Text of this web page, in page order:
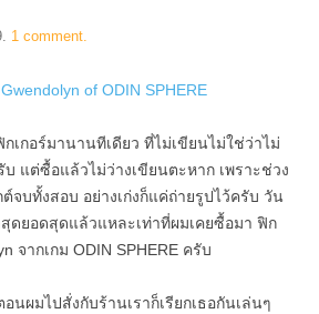
. 1 comment.
เกอร์มานานทีเดียว ที่ไม่เขียนไม่ใช่ว่าไม่
แต่ซื้อแล้วไม่ว่างเขียนตะหาก เพราะช่วง
จบทั้งสอบ อย่างเก่งก็แค่ถ่ายรูปไว้ครับ วัน
ดยอดสุดแล้วแหละเท่าที่ผมเคยซื้อมา ฟิก
จากเกม ODIN SPHERE ครับ
นผมไปสั่งกับร้านเราก็เรียกเธอกันเล่นๆ